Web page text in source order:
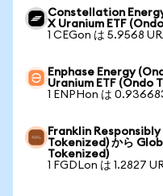
Constellation
X Uranium ETF
1 CEGon は 5.9568
Enphase Energy
Uranium ETF (Ondo
1 ENPHon は
Franklin
Tokenized) から
Tokenized)
1 FGDLon は 1.2827